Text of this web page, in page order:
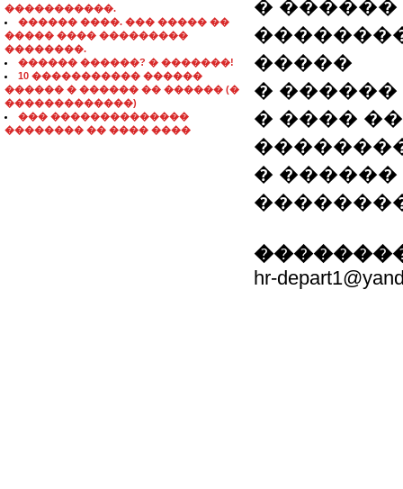
�����������.
������ ����. ��� ����� ��
����� ���� ���������
��������.
������ ������? � �������!
10 ����������� ������
������ � ������ �� ������ (�
�������������)
��� ��������������
�������� �� ���� ����
�
�����
�
� ����
�
hr-